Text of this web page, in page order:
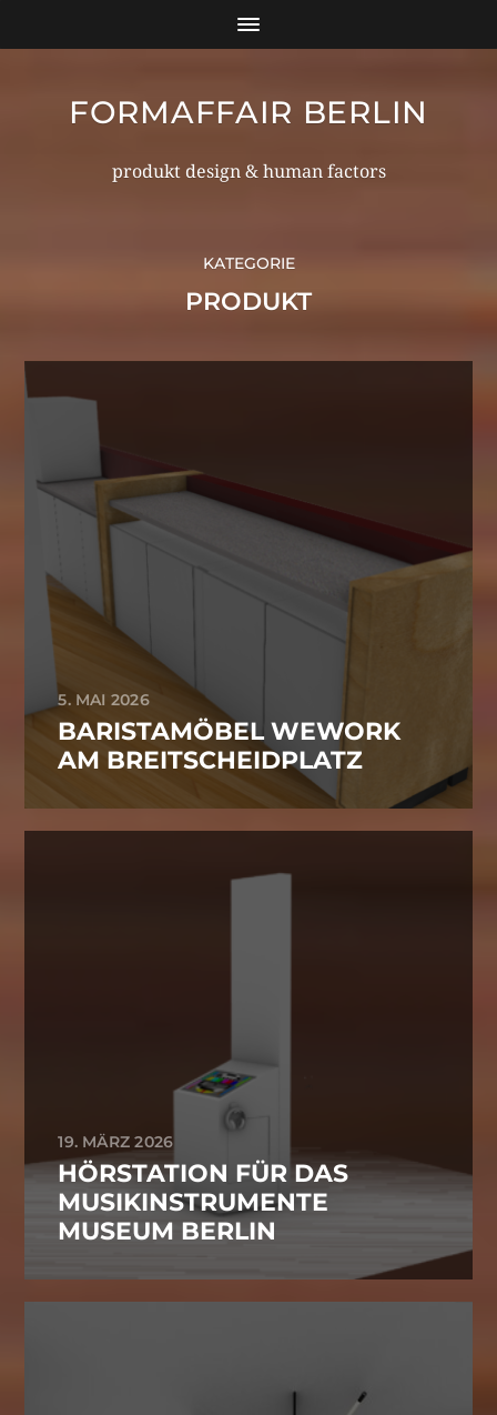
FORMAFFAIR BERLIN
produkt design & human factors
KATEGORIE
PRODUKT
5. MAI 2026
BARISTAMÖBEL WEWORK
AM BREITSCHEIDPLATZ
19. MÄRZ 2026
HÖRSTATION FÜR DAS
MUSIKINSTRUMENTE
MUSEUM BERLIN